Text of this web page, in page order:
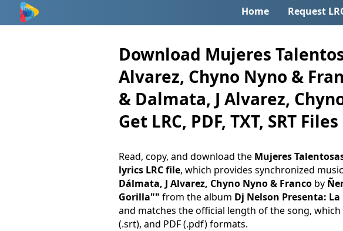
Home Request
Download Mujeres
Alvarez, Chyno Nyno &
& Dalmata, J Alvarez,
Get LRC, PDF, TXT, SRT Files
Read, copy, and download the Mujeres
lyrics LRC file, which provides synchronized
Dálmata, J Alvarez, Chyno Nyno & Francoby
Gorilla"" from the album Dj Nelson Presenta: La
and matches the official length of the song, which
(.srt), and PDF (.pdf) formats.